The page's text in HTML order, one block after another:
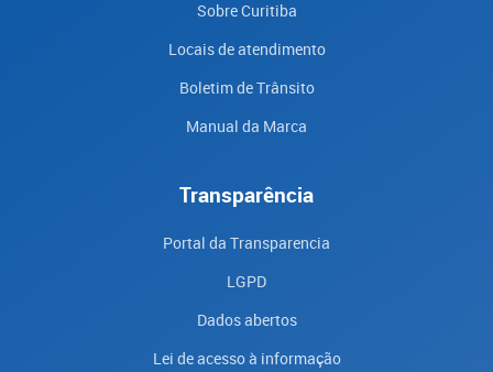
Sobre Curitiba
Locais de atendimento
Boletim de Trânsito
Manual da Marca
Transparência
Portal da Transparencia
LGPD
Dados abertos
Lei de acesso à informação